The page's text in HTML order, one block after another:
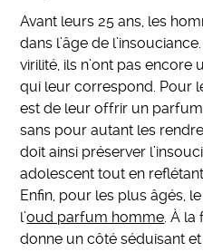
Avant leurs 25 ans, les
dans l’âge de
virilité, ils n’ont pas
qui leur correspond. Pour
est de leur offrir un
sans pour autant les
doit ainsi préserver
adolescent tout en
Enfin, pour les plus âgés,
l’oud parfum homme . À
donne un côté séduisant